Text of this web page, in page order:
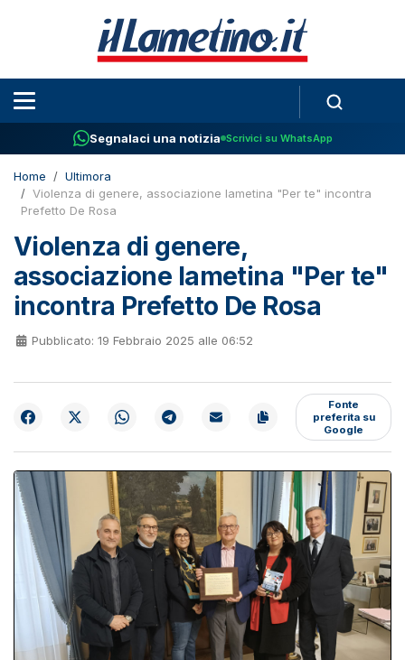
Segnalaci una notizia Scrivici su WhatsApp
Home
Ultimora
Violenza di genere, associazione lametina "Per te" incontra
Prefetto De Rosa
Violenza di genere,
associazione lametina "Per te"
incontra Prefetto De Rosa
Pubblicato: 19 Febbraio 2025 alle 06:52
Fonte
preferita su
Google